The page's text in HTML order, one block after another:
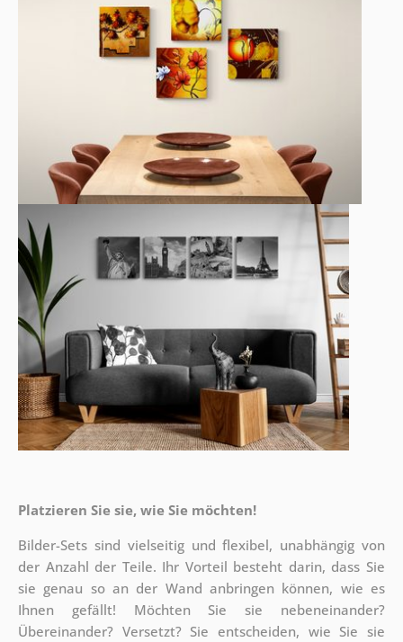
Platzieren Sie sie, wie Sie möchten!
Bilder-Sets sind vielseitig und flexibel, unabhängig von
der Anzahl der Teile. Ihr Vorteil besteht darin, dass Sie
sie genau so an der Wand anbringen können, wie es
Ihnen gefällt! Möchten Sie sie nebeneinander?
Übereinander? Versetzt? Sie entscheiden, wie Sie sie